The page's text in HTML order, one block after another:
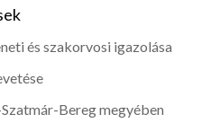
és szakorvosi igazolása
Bereg megyében